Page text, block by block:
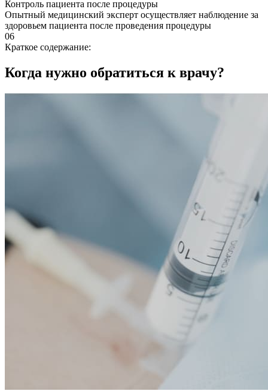
Контроль пациента после процедуры
Опытный медицинский эксперт осуществляет наблюдение за
здоровьем пациента после проведения процедуры
06
Краткое содержание:
Когда нужно обратиться к врачу?